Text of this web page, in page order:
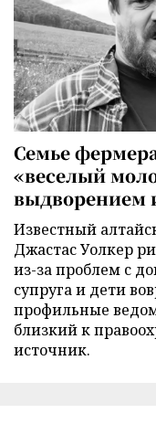
Семье
«веселый
выдворением
Известный
Джастас Уолкер
из-за проблем с
супруга и дети
профильные
близкий к
источник.